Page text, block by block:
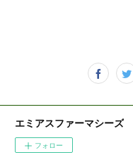
エミアスファーマシーズ
フォロー